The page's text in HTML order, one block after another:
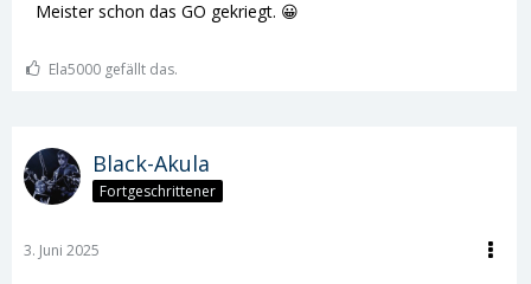
Meister schon das GO gekriegt. 😀
Ela5000 gefällt das.
Black-Akula
Fortgeschrittener
3. Juni 2025